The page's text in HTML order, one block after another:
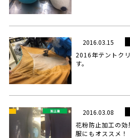
2016.03.15
2016年テントク
す。
2016.03.08
花粉防止加工の
服にもオススメ！